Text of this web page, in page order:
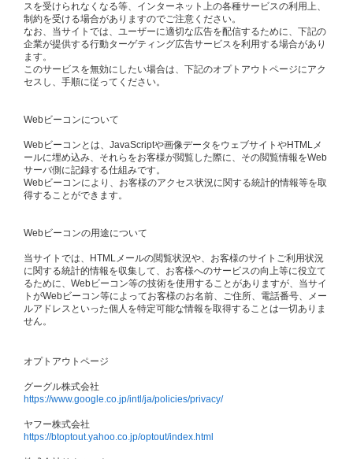
スを受けられなくなる等、インターネット上の各種サービスの利用上、
制約を受ける場合がありますのでご注意ください。
なお、当サイトでは、ユーザーに適切な広告を配信するために、下記の
企業が提供する行動ターゲティング広告サービスを利用する場合があり
ます。
このサービスを無効にしたい場合は、下記のオプトアウトページにアク
セスし、手順に従ってください。
Webビーコンについて
Webビーコンとは、JavaScriptや画像データをウェブサイトやHTMLメ
ールに埋め込み、それらをお客様が閲覧した際に、その閲覧情報をWeb
サーバ側に記録する仕組みです。
Webビーコンにより、お客様のアクセス状況に関する統計的情報等を取
得することができます。
Webビーコンの用途について
当サイトでは、HTMLメールの閲覧状況や、お客様のサイトご利用状況
に関する統計的情報を収集して、お客様へのサービスの向上等に役立て
るために、Webビーコン等の技術を使用することがありますが、当サイ
トがWebビーコン等によってお客様のお名前、ご住所、電話番号、メー
ルアドレスといった個人を特定可能な情報を取得することは一切ありま
せん。
オプトアウトページ
グーグル株式会社
https://www.google.co.jp/intl/ja/policies/privacy/
ヤフー株式会社
https://btoptout.yahoo.co.jp/optout/index.html